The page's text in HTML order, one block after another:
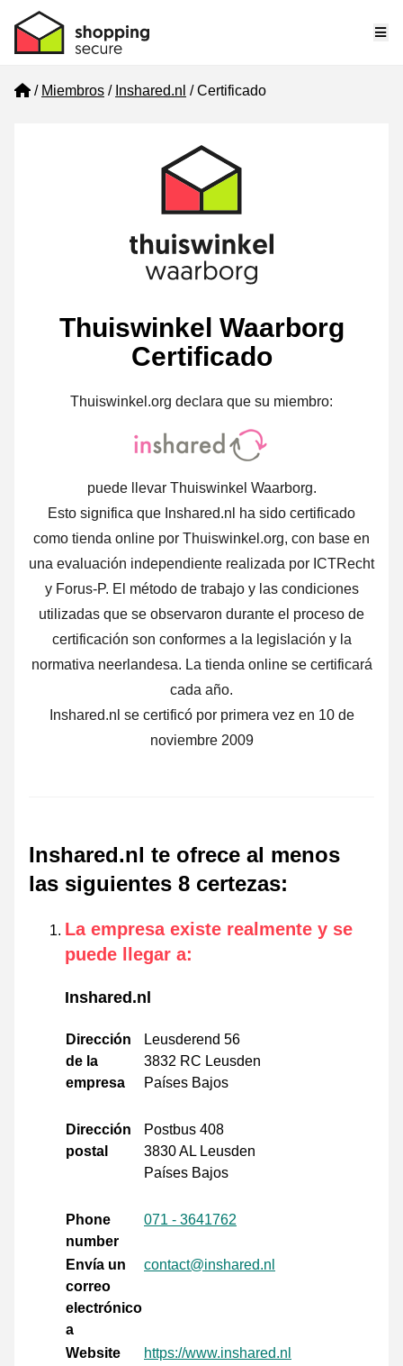
Home
Miembros Inshared.nl Certificado
Thuiswinkel Waarborg
Certificado
Thuiswinkel.org declara que su miembro:
puede llevar Thuiswinkel Waarborg.
Esto significa que Inshared.nl ha sido certificado
como tienda online por Thuiswinkel.org, con base en
una evaluación independiente realizada por ICTRecht
y Forus-P. El método de trabajo y las condiciones
utilizadas que se observaron durante el proceso de
certificación son conformes a la legislación y la
normativa neerlandesa. La tienda online se certificará
cada año.
Inshared.nl se certificó por primera vez en 10 de
noviembre 2009
Inshared.nl te ofrece al menos
las siguientes 8 certezas:
La empresa existe realmente y se
puede llegar a:
Inshared.nl
Dirección
de la
empresa
Leusderend 56
3832 RC Leusden
Países Bajos
Dirección
postal
Postbus 408
3830 AL Leusden
Países Bajos
Phone
number
071 - 3641762
Envía un
correo
electrónico
a
contact@inshared.nl
Website
https://www.inshared.nl